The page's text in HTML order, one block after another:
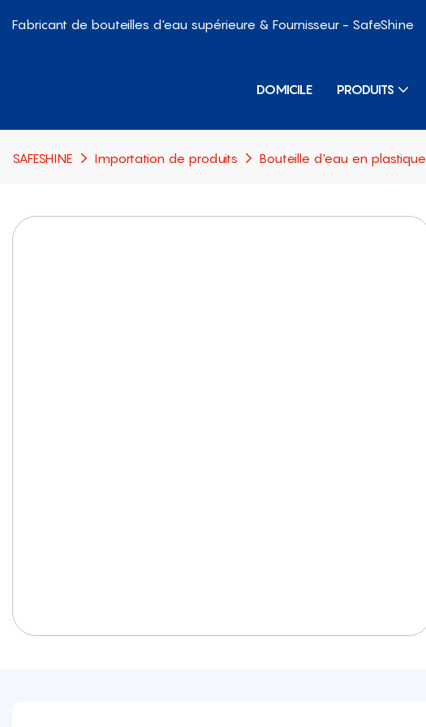
Fabricant de bouteilles d'eau supérieure & Fournisseur - SafeShine
DOMICILE PRODUITS
SAFESHINE Importation de produits Bouteille d'eau en plastique